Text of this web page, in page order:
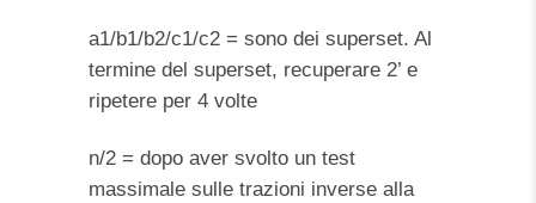
a1/b1/b2/c1/c2 = sono dei superset. Al
termine del superset, recuperare 2’ e
ripetere per 4 volte
n/2 = dopo aver svolto un test
massimale sulle trazioni inverse alla